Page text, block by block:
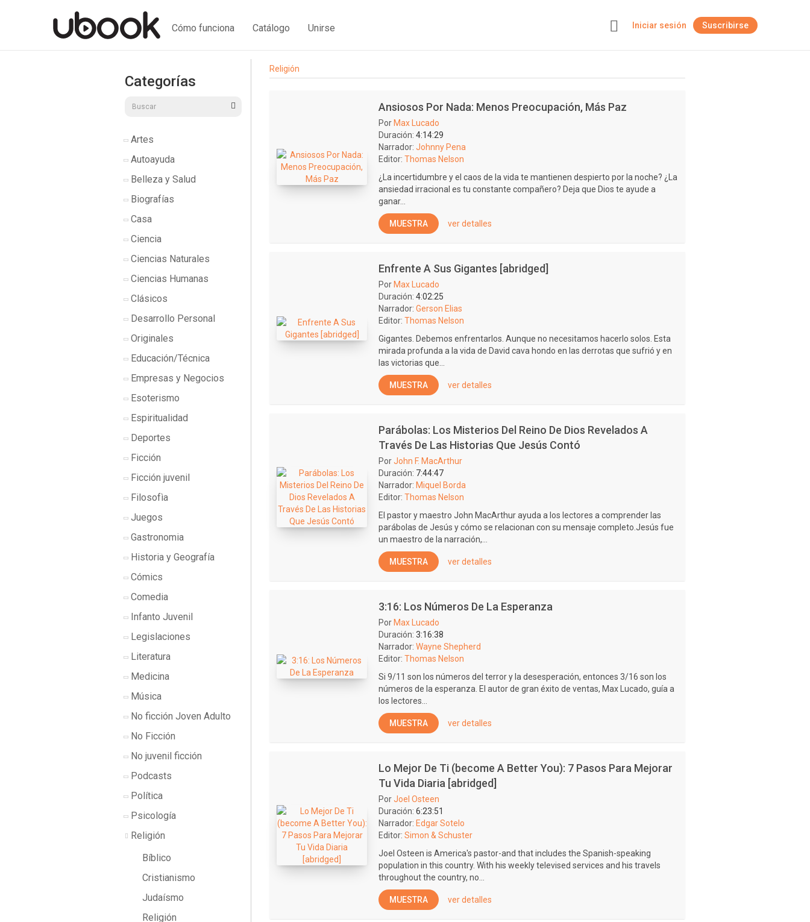
Cómo funciona Catálogo Unirse Iniciar sesión Suscribirse
Categorías
Artes
Autoayuda
Belleza y Salud
Biografías
Casa
Ciencia
Ciencias Naturales
Ciencias Humanas
Clásicos
Desarrollo Personal
Originales
Educación/Técnica
Empresas y Negocios
Esoterismo
Espiritualidad
Deportes
Ficción
Ficción juvenil
Filosofìa
Juegos
Gastronomia
Historia y Geografía
Cómics
Comedia
Infanto Juvenil
Legislaciones
Literatura
Medicina
Música
No ficción Joven Adulto
No Ficción
No juvenil ficción
Podcasts
Política
Psicología
Religión
Bíblico
Cristianismo
Judaísmo
Religión
Religión
Ansiosos Por Nada: Menos Preocupación, Más Paz
Por Max Lucado
Duración: 4:14:29
Narrador: Johnny Pena
Editor: Thomas Nelson
¿La incertidumbre y el caos de la vida te mantienen despierto por la noche? ¿La
ansiedad irracional es tu constante compañero? Deja que Dios te ayude a
ganar...
MUESTRA ver detalles
Enfrente A Sus Gigantes [abridged]
Por Max Lucado
Duración: 4:02:25
Narrador: Gerson Elias
Editor: Thomas Nelson
Gigantes. Debemos enfrentarlos. Aunque no necesitamos hacerlo solos. Esta
mirada profunda a la vida de David cava hondo en las derrotas que sufrió y en
las victorias que...
MUESTRA ver detalles
Parábolas: Los Misterios Del Reino De Dios Revelados A
Través De Las Historias Que Jesús Contó
PorJohn F. MacArthur
Duración: 7:44:47
Narrador: Miquel Borda
Editor: Thomas Nelson
El pastor y maestro John MacArthur ayuda a los lectores a comprender las
parábolas de Jesús y cómo se relacionan con su mensaje completo.Jesús fue
un maestro de la narración,...
MUESTRA ver detalles
3:16: Los Números De La Esperanza
Por Max Lucado
Duración: 3:16:38
Narrador: Wayne Shepherd
Editor: Thomas Nelson
Si 9/11 son los números del terror y la desesperación, entonces 3/16 son los
números de la esperanza. El autor de gran éxito de ventas, Max Lucado, guía a
los lectores...
MUESTRA ver detalles
Lo Mejor De Ti (become A Better You): 7 Pasos Para Mejorar
Tu Vida Diaria [abridged]
PorJoel Osteen
Duración: 6:23:51
Narrador: Edgar Sotelo
Editor: Simon & Schuster
Joel Osteen is America's pastor-and that includes the Spanish-speaking
population in this country. With his weekly televised services and his travels
throughout the country, no...
MUESTRA ver detalles